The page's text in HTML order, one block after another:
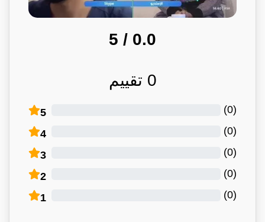
0.0
/ 5
0 تقييم
5 (
0
)
4 (
0
)
3 (
0
)
2 (
0
)
1 (
0
)